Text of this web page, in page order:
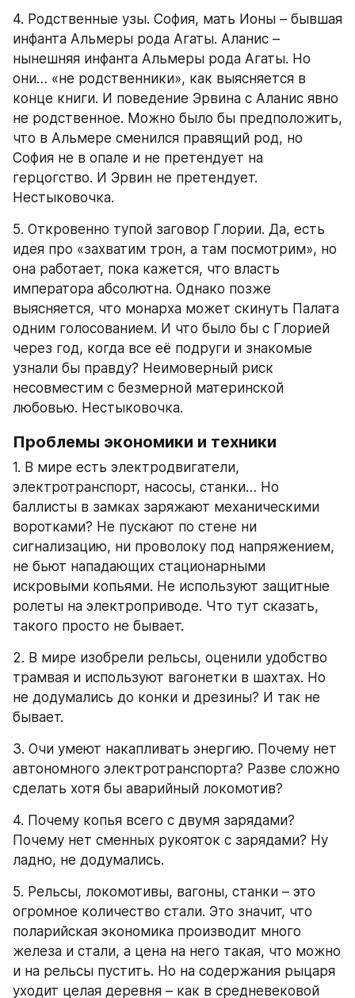
4. Родственные узы. София, мать Ионы – бывшая
инфанта Альмеры рода Агаты. Аланис –
нынешняя инфанта Альмеры рода Агаты. Но
они… «не родственники», как выясняется в
конце книги. И поведение Эрвина с Аланис явно
не родственное. Можно было бы предположить,
что в Альмере сменился правящий род, но
София не в опале и не претендует на
герцогство. И Эрвин не претендует.
Нестыковочка.
5. Откровенно тупой заговор Глории. Да, есть
идея про «захватим трон, а там посмотрим», но
она работает, пока кажется, что власть
императора абсолютна. Однако позже
выясняется, что монарха может скинуть Палата
одним голосованием. И что было бы с Глорией
через год, когда все её подруги и знакомые
узнали бы правду? Неимоверный риск
несовместим с безмерной материнской
любовью. Нестыковочка.
Проблемы экономики и техники
1. В мире есть электродвигатели,
электротранспорт, насосы, станки… Но
баллисты в замках заряжают механическими
воротками? Не пускают по стене ни
сигнализацию, ни проволоку под напряжением,
не бьют нападающих стационарными
искровыми копьями. Не используют защитные
ролеты на электроприводе. Что тут сказать,
такого просто не бывает.
2. В мире изобрели рельсы, оценили удобство
трамвая и используют вагонетки в шахтах. Но
не додумались до конки и дрезины? И так не
бывает.
3. Очи умеют накапливать энергию. Почему нет
автономного электротранспорта? Разве сложно
сделать хотя бы аварийный локомотив?
4. Почему копья всего с двумя зарядами?
Почему нет сменных рукояток с зарядами? Ну
ладно, не додумались.
5. Рельсы, локомотивы, вагоны, станки – это
огромное количество стали. Это значит, что
поларийская экономика производит много
железа и стали, а цена на него такая, что можно
и на рельсы пустить. Но на содержания рыцаря
уходит целая деревня – как в средневековой